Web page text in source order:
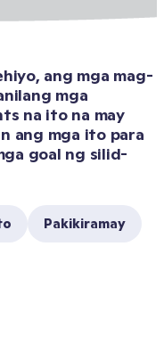
ang mga mag-
mga
na ito na may
ang mga ito para
goal ng silid-
Pakikiramay